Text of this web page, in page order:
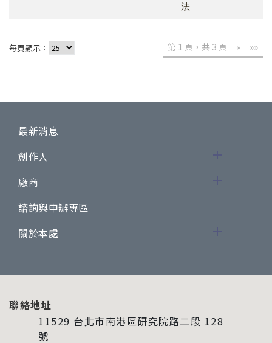
法
每頁顯示： 第 1 頁，共 3 頁 » »»
最新消息
創作人
廠商
諮詢與申辦專區
關於本處
聯絡地址
11529 台北市南港區研究院路二段 128
號